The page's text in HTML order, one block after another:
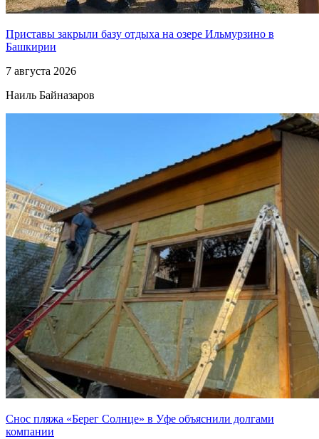
Приставы закрыли базу отдыха на озере Ильмурзино в
Башкирии
7 августа 2026
Наиль Байназаров
Снос пляжа «Берег Солнце» в Уфе объяснили долгами
компании